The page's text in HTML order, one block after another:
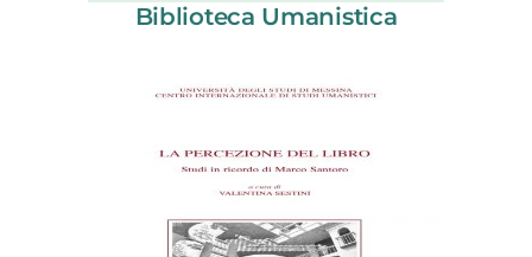
Biblioteca Umanistica